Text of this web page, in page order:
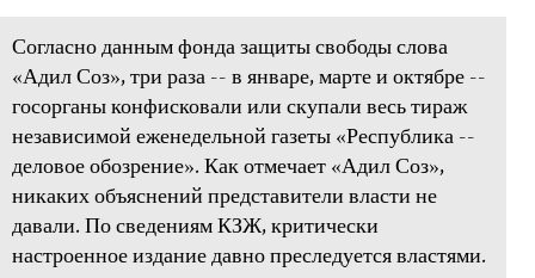
Согласно данным фонда защиты свободы слова
«Адил Соз», три раза -- в январе, марте и октябре --
госорганы конфисковали или скупали весь тираж
независимой еженедельной газеты «Республика --
деловое обозрение». Как отмечает «Адил Соз»,
никаких объяснений представители власти не
давали. По сведениям КЗЖ, критически
настроенное издание давно преследуется властями.